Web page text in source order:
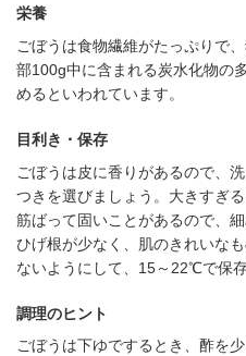
栄養
ごぼうは食物繊維がたっぷりで
部100g中に含まれる炭水化物の
めるといわれています。
目利き・保存
ごぼうは皮に香りがあるので、
つきを選びましょう。大きすぎ
筋ばって固いことがあるので、
ひげ根が少なく、肌のきれいな
ないようにして、15～22℃で保存
調理のヒント
ごぼうは下ゆでするとき、酢を